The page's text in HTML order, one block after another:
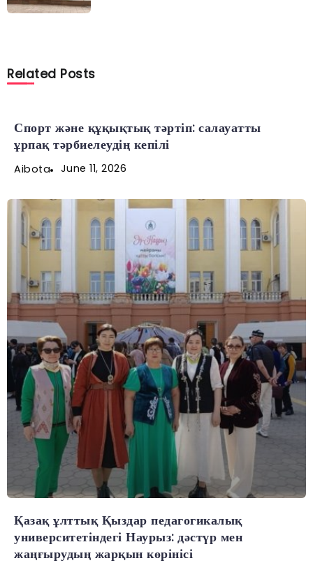
Related Posts
Спорт және құқықтық тәртіп: салауатты
ұрпақ тәрбиелеудің кепілі
Aibota June 11, 2026
Қазақ ұлттық Қыздар педагогикалық
университетіндегі Наурыз: дәстүр мен
жаңғырудың жарқын көрінісі